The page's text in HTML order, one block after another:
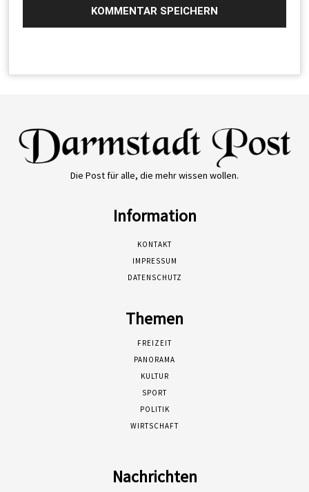
Die Post für alle, die mehr wissen wollen.
Information
KONTAKT
IMPRESSUM
DATENSCHUTZ
Themen
FREIZEIT
PANORAMA
KULTUR
SPORT
POLITIK
WIRTSCHAFT
Nachrichten